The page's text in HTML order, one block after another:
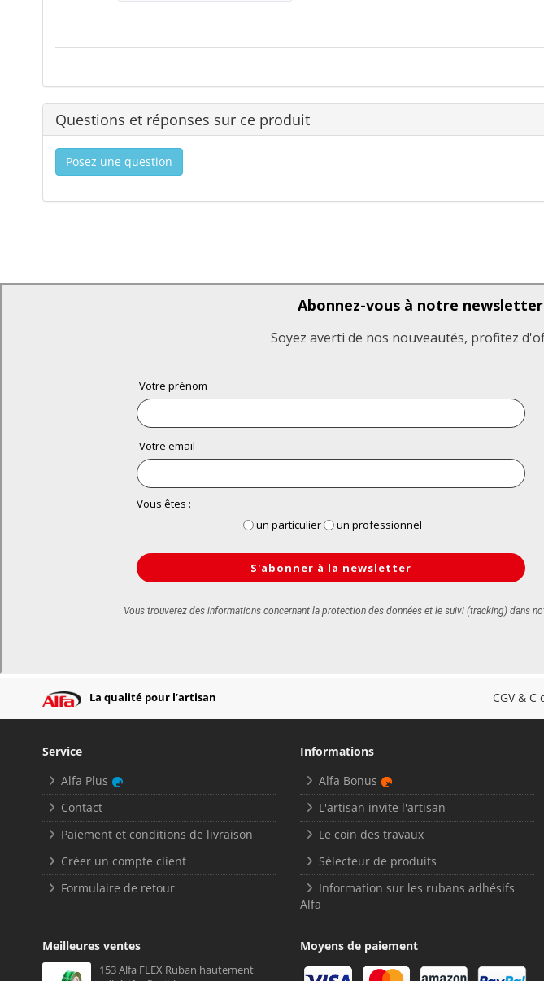
Questions et réponses sur ce produit
Posez une question
La qualité pour l’artisan CGV &
Service
Alfa Plus
Contact
Paiement et conditions de livraison
Créer un compte client
Formulaire de retour
Informations
Alfa Bonus
L'artisan invite l'artisan
Le coin des travaux
Sélecteur de produits
Information sur les rubans adhésifs
Alfa
Meilleures ventes
153 Alfa FLEX Ruban hautement
Moyens de paiement